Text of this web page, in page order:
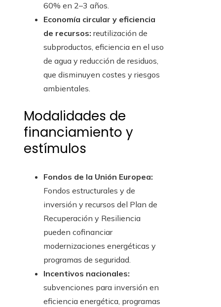
60% en 2–3 años.
Economía circular y eficiencia
de recursos: reutilización de
subproductos, eficiencia en el uso
de agua y reducción de residuos,
que disminuyen costes y riesgos
ambientales.
Modalidades de
financiamiento y
estímulos
Fondos de la Unión Europea:
Fondos estructurales y de
inversión y recursos del Plan de
Recuperación y Resiliencia
pueden cofinanciar
modernizaciones energéticas y
programas de seguridad.
Incentivos nacionales:
subvenciones para inversión en
eficiencia energética, programas